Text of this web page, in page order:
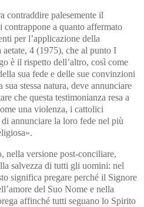
contraddire palesemente il
contrappone a quanto affermato
per l’applicazione della
4 (1975), che al punto I
è il rispetto dell’altro, così come
sua fede e delle sue convinzioni
stessa natura, deve annunciare
che questa testimonianza resa a
una violenza, i cattolici
annunciare la loro fede nel più
nella versione post-conciliare,
salvezza di tutti gli uomini: nel
significa pregare perché il Signore
del Suo Nome e nella
affinché tutti seguano lo Spirito